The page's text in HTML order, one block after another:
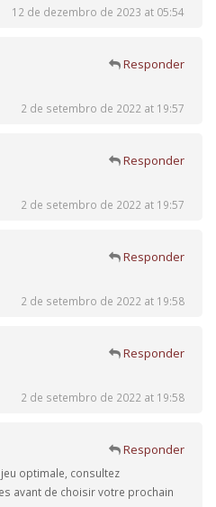
12 de dezembro de 2023 at 05:54
Responder
2 de setembro de 2022 at 19:57
Responder
2 de setembro de 2022 at 19:57
Responder
2 de setembro de 2022 at 19:58
Responder
2 de setembro de 2022 at 19:58
Responder
optimale, consultez
avant de choisir votre prochain